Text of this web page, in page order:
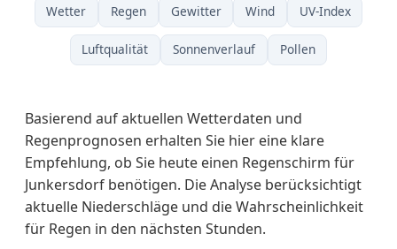
Wetter Regen Gewitter Wind UV-Index
Luftqualität Sonnenverlauf Pollen
Basierend auf aktuellen Wetterdaten und
Regenprognosen erhalten Sie hier eine klare
Empfehlung, ob Sie heute einen Regenschirm für
Junkersdorf benötigen. Die Analyse berücksichtigt
aktuelle Niederschläge und die Wahrscheinlichkeit
für Regen in den nächsten Stunden.